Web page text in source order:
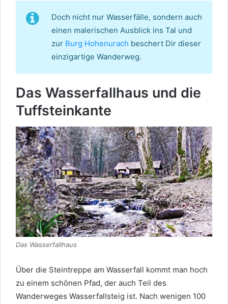
Doch nicht nur Wasserfälle, sondern auch
einen malerischen Ausblick ins Tal und
zur Burg Hohenurach beschert Dir dieser
einzigartige Wanderweg.
Das Wasserfallhaus und die
Tuffsteinkante
Das Wasserfallhaus
Über die Steintreppe am Wasserfall kommt man hoch
zu einem schönen Pfad, der auch Teil des
Wanderweges Wasserfallsteig ist. Nach wenigen 100